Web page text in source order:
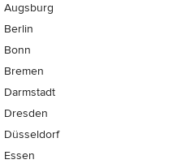
Augsburg
Berlin
Bonn
Bremen
Darmstadt
Dresden
Düsseldorf
Essen